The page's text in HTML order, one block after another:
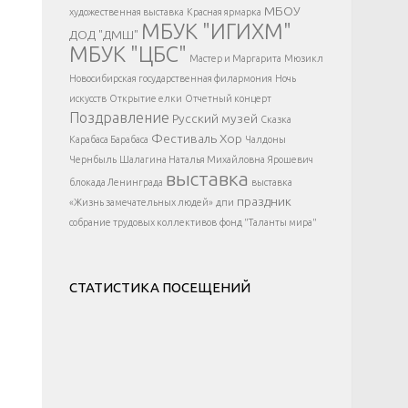
</div >
художественная выставка Красная ярмарка МБОУ
ДОД "ДМШ" МБУК "ИГИХМ"
МБУК "ЦБС" Мастер и Маргарита Мюзикл
Новосибирская государственная филармония Ночь
искусств Открытие елки Отчетный концерт
Поздравление Русский музей Сказка
Карабаса Барабаса ФестивальХор Чалдоны
Чернбыль Шалагина Наталья Михайловна Ярошевич
блокада Ленинграда выставка выставка
«Жизнь замечательных людей» дпи праздник
собрание трудовых коллективов фонд "Таланты мира"
СТАТИСТИКА ПОСЕЩЕНИЙ